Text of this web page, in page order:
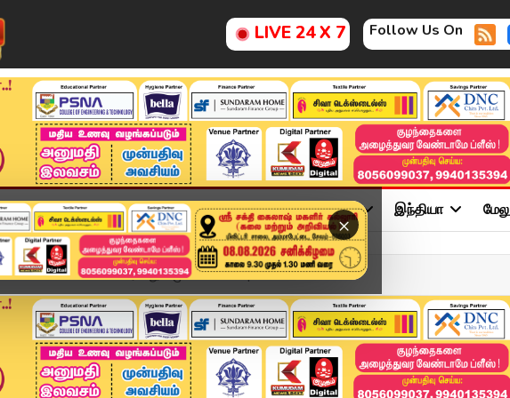
LIVE 24 X 7 Follow Us On
×
தமிழ்நாடு சினிமா அரசியல் விளையாட்டு இந்தியா
200 படைப்போம் வரலாறு - மு.க.ஸ்டாலின் |...